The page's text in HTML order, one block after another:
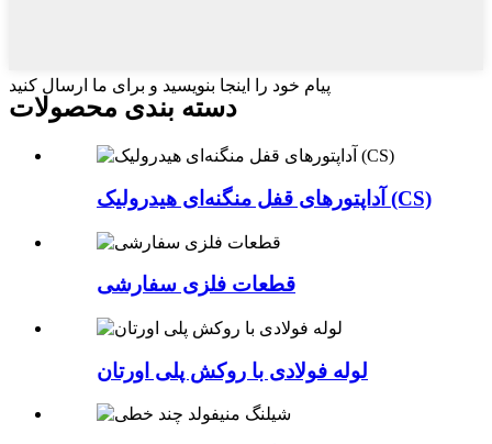
پیام خود را اینجا بنویسید و برای ما ارسال کنید
دسته بندی محصولات
آداپتورهای قفل منگنه‌ای هیدرولیک (CS)
قطعات فلزی سفارشی
لوله فولادی با روکش پلی اورتان